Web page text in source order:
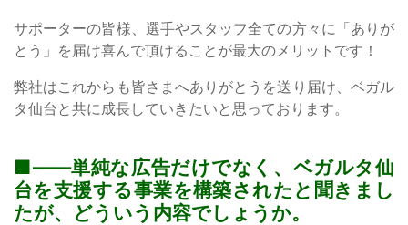
サポーターの皆様、選手やスタッフ全ての方々に「ありが
とう」を届け喜んで頂けることが最大のメリットです！
弊社はこれからも皆さまへありがとうを送り届け、ベガル
タ仙台と共に成長していきたいと思っております。
——単純な広告だけでなく、ベガルタ仙
台を支援する事業を構築されたと聞きまし
たが、どういう内容でしょうか。